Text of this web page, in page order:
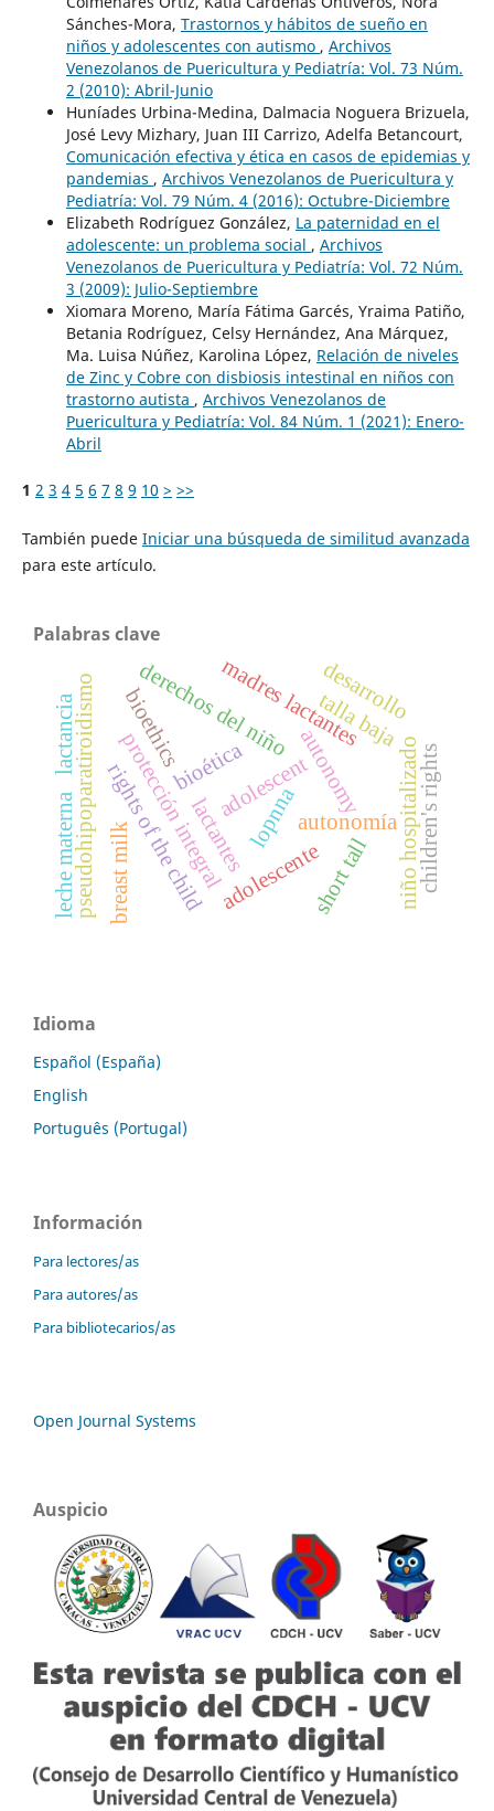
Sánches-Mora, Trastornos y hábitos de sueño en
niños y adolescentes con autismo , Archivos
Venezolanos de Puericultura y Pediatría: Vol. 73 Núm.
2 (2010): Abril-Junio
Huníades Urbina-Medina, Dalmacia Noguera Brizuela,
José Levy Mizhary, Juan III Carrizo, Adelfa Betancourt,
Comunicación efectiva y ética en casos de epidemias y
pandemias , Archivos Venezolanos de Puericultura y
Pediatría: Vol. 79 Núm. 4 (2016): Octubre-Diciembre
Elizabeth Rodríguez González, La paternidad en el
adolescente: un problema social , Archivos
Venezolanos de Puericultura y Pediatría: Vol. 72 Núm.
3 (2009): Julio-Septiembre
Xiomara Moreno, María Fátima Garcés, Yraima Patiño,
Betania Rodríguez, Celsy Hernández, Ana Márquez,
Ma. Luisa Núñez, Karolina López, Relación de niveles
de Zinc y Cobre con disbiosis intestinal en niños con
trastorno autista , Archivos Venezolanos de
Puericultura y Pediatría: Vol. 84 Núm. 1 (2021): Enero-
Abril
1 2 3 4 5 6 7 8 9 10 > >>
También puede Iniciar una búsqueda de similitud avanzada
para este artículo.
Palabras clave
bioética
autonomía
derechos del niño
protección integraladolescente
bioethics autonomy
rights of the childadolescent
lopnna niño hospitalizadochildren's rights
pseudohipoparatiroidismo
lactancia madres lactantes
leche materna b
r
e
a
s
t
m
i
l
k
talla baja
short tall
lactantes
desarrollo
Idioma
Español (España)
English
Português (Portugal)
Información
Para lectores/as
Para autores/as
Para bibliotecarios/as
Open Journal Systems
Auspicio